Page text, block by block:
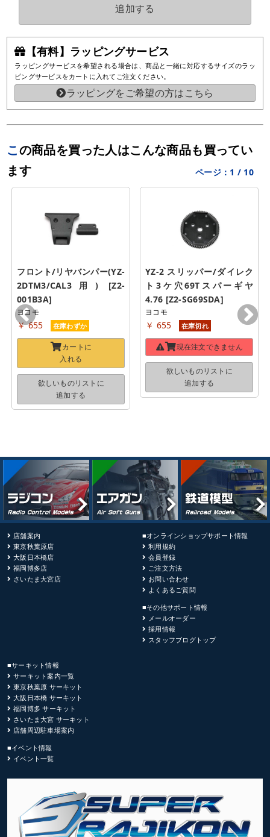
【有料】ラッピングサービス
ラッピングサービスを希望される場合は、商品と一緒に対応するサイズのラッ
ピングサービスをカートに入れてご注文ください。
ラッピングをご希望の方はこちら
追加する
この商品を買った人はこんな商品も買ってい
ます
ページ： 1 / 10
フロント/リヤバンパー(YZ-
2DTM3/CAL3用) [Z2-
001B3A]
ヨコモ
￥ 655 在庫わずか
カートに
入れる
欲しいものリストに
追加する
YZ-2 スリッパー/ダイレク
ト3ケ穴69Tスパーギヤ
4.76 [Z2-SG69SDA]
ヨコモ
￥ 655 在庫切れ
現在注文できません
欲しいものリストに
追加する
店舗案内
東京秋葉原店
大阪日本橋店
福岡博多店
さいたま大宮店
■オンラインショップサポート情報
利用規約
会員登録
ご注文方法
お問い合わせ
よくあるご質問
■その他サポート情報
メールオーダー
採用情報
スタッフブログトップ
■サーキット情報
サーキット案内一覧
東京秋葉原 サーキット
大阪日本橋 サーキット
福岡博多 サーキット
さいたま大宮 サーキット
店舗周辺駐車場案内
■イベント情報
イベント一覧